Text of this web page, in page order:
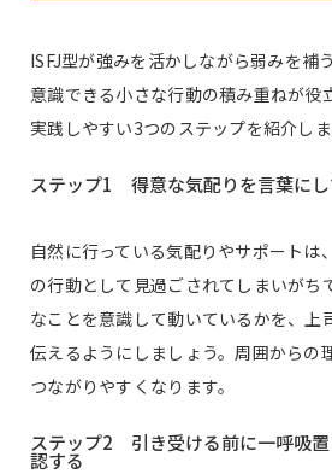
ISFJ型が強みを活かしながら弱みを補
意識できる小さな行動の積み重ねが役
実践しやすい3つのステップを紹介しま
ステップ1 得意な気配りを言葉にし
自然に行っている気配りやサポートは
の行動として見過ごされてしまいがち
なことを意識して動いているかを、上
伝えるようにしましょう。周囲からの
つながりやすくなります。
ステップ2 引き受ける前に一呼吸
認する